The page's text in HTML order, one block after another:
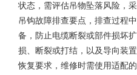
状态，需评估吊物坠落风险，
吊钩故障排查要点，排查过程
备，防止电缆断裂或部件损坏
损、断裂或打结，以及导向装
恢复要求，维修时需使用适配